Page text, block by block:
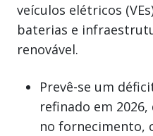
veículos elétricos
baterias e
renovável.
Prevê-se um
refinado em
no fornecimento,